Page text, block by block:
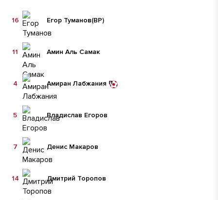
Егор Туманов(ВР)
16
Амин Аль Самак
11
Амиран Лабжания
4
Владислав Егоров
5
Денис Макаров
7
Дмитрий Торопов
14